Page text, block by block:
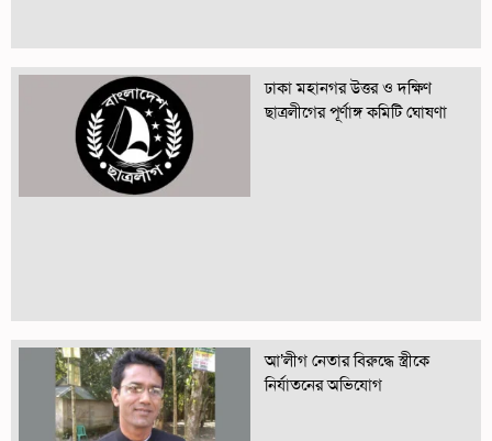
ঢাকা মহানগর উত্তর ও দক্ষিণ
ছাত্রলীগের পূর্ণাঙ্গ কমিটি ঘোষণা
আ’লীগ নেতার বিরুদ্ধে স্ত্রীকে
নির্যাতনের অভিযোগ